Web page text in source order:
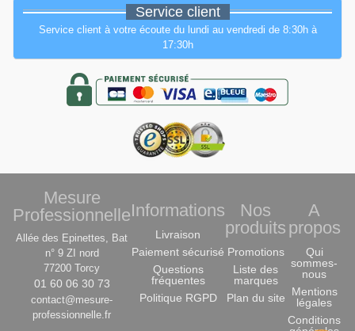
Service client
Service client à votre écoute du lundi au vendredi de 8:30h à
17:30h
Mesure
Professionnelle
Allée des Epinettes, Bat
n° 9 ZI nord
77200 Torcy
01 60 06 30 73
contact@mesure-
professionnelle.fr
Informations
Livraison
Paiement sécurisé
Questions
fréquentes
Politique RGPD
Nos
produits
Promotions
Liste des
marques
Plan du site
A
propos
Qui
sommes-
nous
Mentions
légales
Conditions